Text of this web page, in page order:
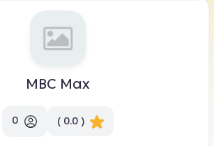
MBC Max
( 0.0 )
0